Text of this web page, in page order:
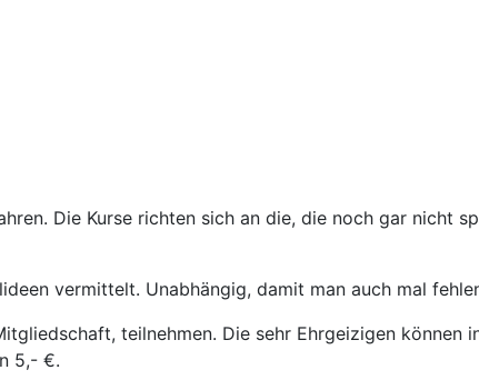
Die Kurse richten sich an die, die noch gar nicht
vermittelt. Unabhängig, damit man auch mal
teilnehmen. Die sehr Ehrgeizigen können
5,- €.